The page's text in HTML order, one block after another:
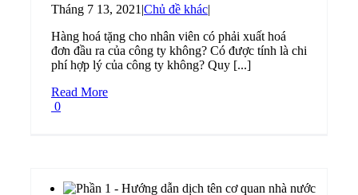
Tháng 7 13, 2021 |Chủ đề khác|
Hàng hoá tặng cho nhân viên có phải xuất hoá
đơn đầu ra của công ty không? Có được tính là chi
phí hợp lý của công ty không? Quy [...]
Read More
0